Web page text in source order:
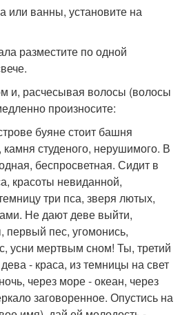
или ванны, установите на
разместите по одной
и, расчесывая волосы (волосы
произносите:
буяне стоит башня
камня студеного, нерушимого. В
беспросветная. Сидит в
красоты невиданной,
три пса, зверя лютых,
Не дают деве выйти,
первый пес, угомонись,
усни мертвым сном! Ты, третий
- краса, из темницы на свет
через море - океан, через
заговоренное. Опустись на